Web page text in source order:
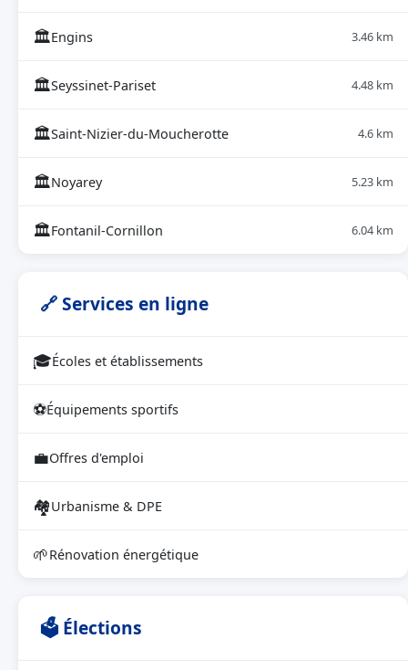
🏛Engins 3.46 km
🏛Seyssinet-Pariset 4.48 km
🏛Saint-Nizier-du-Moucherotte 4.6 km
🏛Noyarey 5.23 km
🏛Fontanil-Cornillon 6.04 km
🔗 Services en ligne
🎓Écoles et établissements
⚽Équipements sportifs
💼Offres d'emploi
🏘Urbanisme & DPE
🌱Rénovation énergétique
🗳 Élections